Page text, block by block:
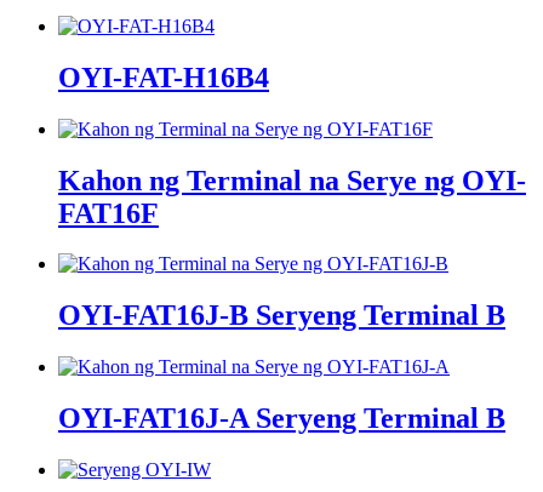
OYI-FAT-H16B4
Kahon ng Terminal na Serye ng OYI-
FAT16F
OYI-FAT16J-B Seryeng Terminal B
OYI-FAT16J-A Seryeng Terminal B